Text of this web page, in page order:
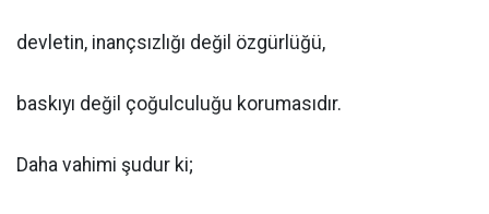
devletin, inançsızlığı değil özgürlüğü,
baskıyı değil çoğulculuğu korumasıdır.
Daha vahimi şudur ki;